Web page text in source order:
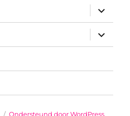
submenu
submenu
Ondersteund door WordPress